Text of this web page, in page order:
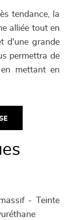
tendance, la
alliée tout en
d'une grande
permettra de
mettant en
- Teinte